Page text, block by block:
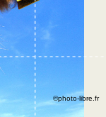
©photo-libre.fr